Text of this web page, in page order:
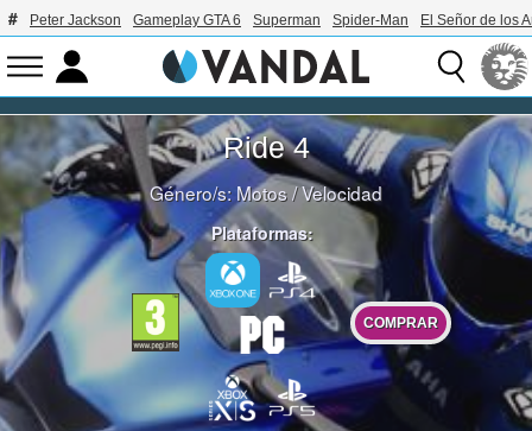
Peter Jackson Gameplay GTA 6 Superman Spider-Man El Señor de los
Ride 4
Género/s: Motos/Velocidad
Plataformas:
COMPRAR